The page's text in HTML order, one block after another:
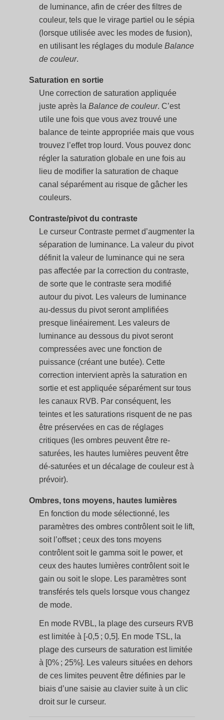
de luminance, afin de créer des filtres de
couleur, tels que le virage partiel ou le sépia
(lorsque utilisée avec les modes de fusion),
en utilisant les réglages du moduleBalance
de couleur.
Saturation en sortie
Une correction de saturation appliquée
juste après laBalance de couleur. C’est
utile une fois que vous avez trouvé une
balance de teinte appropriée mais que vous
trouvez l’effet trop lourd. Vous pouvez donc
régler la saturation globale en une fois au
lieu de modifier la saturation de chaque
canal séparément au risque de gâcher les
couleurs.
Contraste/pivot du contraste
Le curseur Contraste permet d’augmenter la
séparation de luminance. La valeur du pivot
définit la valeur de luminance qui ne sera
pas affectée par la correction du contraste,
de sorte que le contraste sera modifié
autour du pivot. Les valeurs de luminance
au-dessus du pivot seront amplifiées
presque linéairement. Les valeurs de
luminance au dessous du pivot seront
compressées avec une fonction de
puissance (créant une butée). Cette
correction intervient après la saturation en
sortie et est appliquée séparément sur tous
les canaux RVB. Par conséquent, les
teintes et les saturations risquent de ne pas
être préservées en cas de réglages
critiques (les ombres peuvent être re-
saturées, les hautes lumières peuvent être
dé-saturées et un décalage de couleur est à
prévoir).
Ombres, tons moyens, hautes lumières
En fonction du mode sélectionné, les
paramètres des ombres contrôlent soit le lift,
soit l’offset ; ceux des tons moyens
contrôlent soit le gamma soit le power, et
ceux des hautes lumières contrôlent soit le
gain ou soit le slope. Les paramètres sont
transférés tels quels lorsque vous changez
de mode.
En mode RVBL, la plage des curseurs RVB
est limitée à [-0,5 ; 0,5]. En mode TSL, la
plage des curseurs de saturation est limitée
à [0% ; 25%]. Les valeurs situées en dehors
de ces limites peuvent être définies par le
biais d’une saisie au clavier suite à un clic
droit sur le curseur.